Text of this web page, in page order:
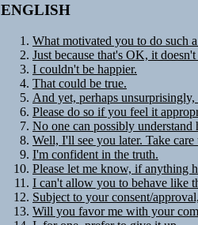
ENGLISH
What motivated you to do such
Just because that's OK, it
I couldn't be happier.
That could be true.
And yet, perhaps unsurprisingly,
Please do so if you feel it
No one can possibly understand
Well, I'll see you later. Take care
I'm confident in the truth.
Please let me know, if anything
I can't allow you to behave like
Subject to your consent/
Will you favor me with your